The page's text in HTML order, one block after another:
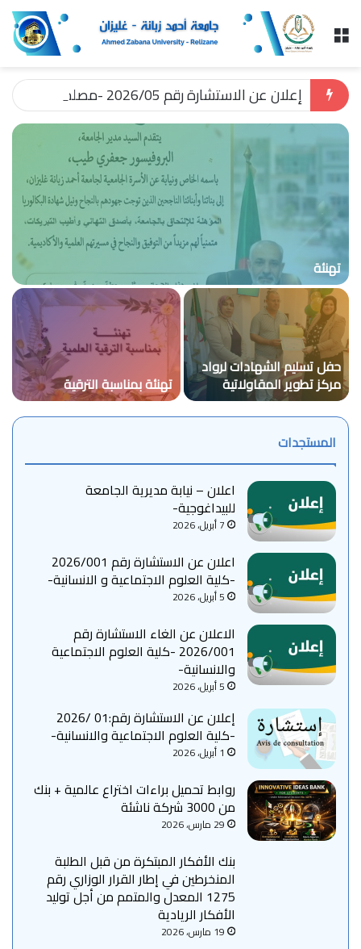
القائمة
تهنئة
حفل تسليم الشهادات لرواد
مركز تطوير المقاولاتية
بجامعة غليزان
تهنئة بمناسبة الترقية
المستجدات
اعلان – نيابة مديرية الجامعة
للبيداغوجية-
7 أبريل، 2026
اعلان عن الاستشارة رقم 2026/001
-كلية العلوم الاجتماعية و الانسانية-
5 أبريل، 2026
الاعلان عن الغاء الاستشارة رقم
2026/001 -كلية العلوم الاجتماعية
والانسانية-
5 أبريل، 2026
إعلان عن الاستشارة رقم:01 /2026
-كلية العلوم الاجتماعية والانسانية-
1 أبريل، 2026
روابط تحميل براءات اختراع عالمية + بنك
من 3000 شركة ناشئة
29 مارس، 2026
بنك الأفكار المبتكرة من قبل الطلبة
المنخرطين في إطار القرار الوزاري رقم
1275 المعدل والمتمم من أجل توليد
الأفكار الريادية
19 مارس، 2026